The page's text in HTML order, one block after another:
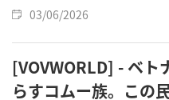
03/06/2026
[VOVWORLD] - ベト
らすコムー族。この